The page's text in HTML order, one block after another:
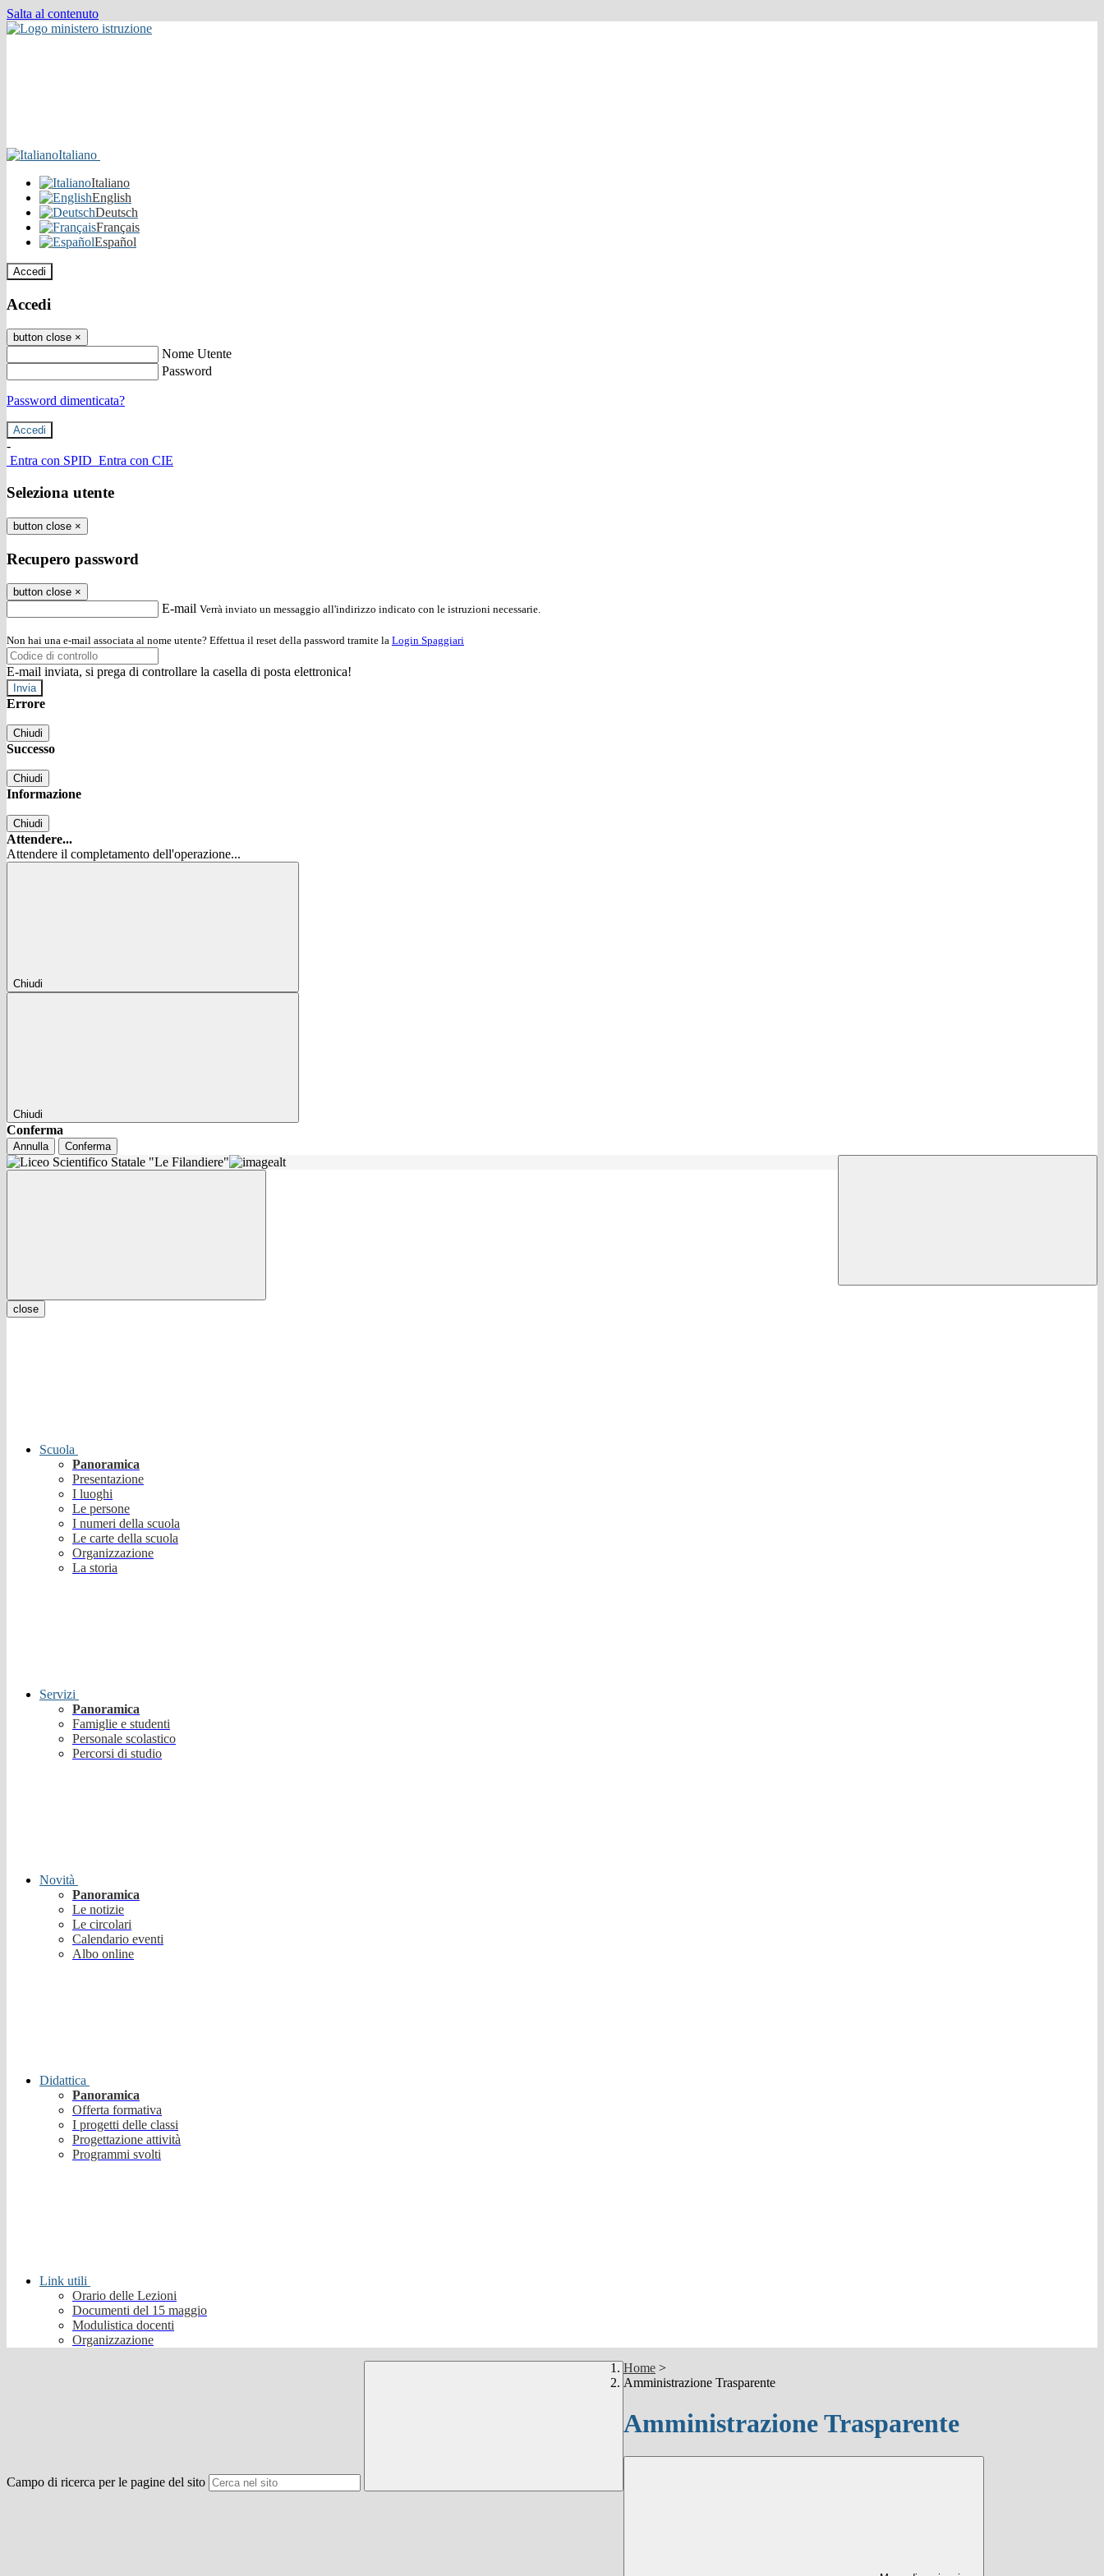
Salta al contenuto
Italiano
Italiano
English
Deutsch
Français
Español
Accedi
Accedi
button close ×
Nome Utente
Password
Password dimenticata?
-
Entra con SPID Entra con CIE
Seleziona utente
button close ×
Recupero password
button close ×
E-mail Verrà inviato un messaggio all'indirizzo indicato con le istruzioni necessarie.
Non hai una e-mail associata al nome utente? Effettua il reset della password tramite la Login Spaggiari
E-mail inviata, si prega di controllare la casella di posta elettronica!
Errore
Chiudi
Successo
Chiudi
Informazione
Chiudi
Attendere...
Attendere il completamento dell'operazione...
Chiudi
Chiudi
Conferma
Annulla Conferma
close
Scuola
Panoramica
Presentazione
I luoghi
Le persone
I numeri della scuola
Le carte della scuola
Organizzazione
La storia
Servizi
Panoramica
Famiglie e studenti
Personale scolastico
Percorsi di studio
Novità
Panoramica
Le notizie
Le circolari
Calendario eventi
Albo online
Didattica
Panoramica
Offerta formativa
I progetti delle classi
Progettazione attività
Programmi svolti
Link utili
Orario delle Lezioni
Documenti del 15 maggio
Modulistica docenti
Organizzazione
Campo di ricerca per le pagine del sito
Home >
Amministrazione Trasparente
Amministrazione Trasparente